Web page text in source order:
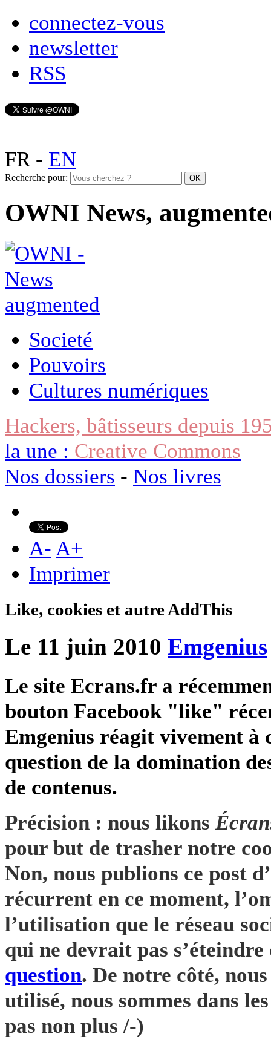
connectez-vous
newsletter
RSS
FR- EN
Recherche pour:
OWNI News,
Societé
Pouvoirs
Cultures numériques
Hackers, bâtisseurs depuis
la une : Creative Commons
Nos dossiers - Nos livres
A- A+
Imprimer
Like, cookies et autre AddThis
Le 11 juin 2010 Emgenius
Le site Ecrans.fr a
bouton Facebook "like"
Emgenius réagit vivement à
question de la domination
de contenus.
Précision : nous likons
pour but de trasher notre
Non, nous publions ce post
récurrent en ce moment,
l’utilisation que le réseau
qui ne devrait pas
question. De notre côté,
utilisé, nous sommes dans
pas non plus /-)